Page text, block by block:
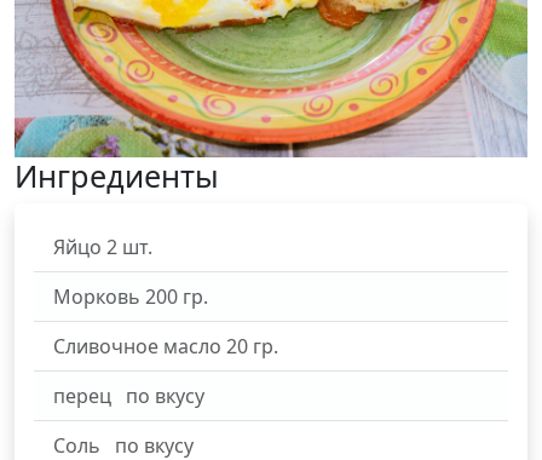
Ингредиенты
Яйцо 2 шт.
Морковь 200 гр.
Сливочное масло 20 гр.
перец по вкусу
Соль
по вкусу